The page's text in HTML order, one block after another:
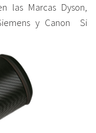
las Marcas Dyson,
y Canon Si